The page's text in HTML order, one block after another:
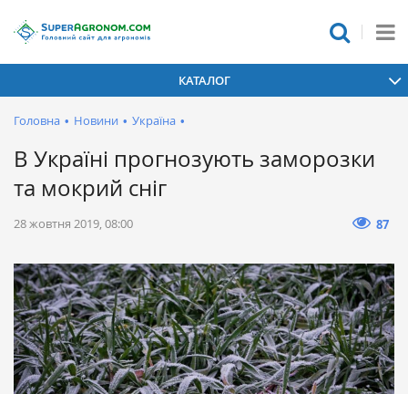
КАТАЛОГ
Головна • Новини • Україна •
В Україні прогнозують заморозки
та мокрий сніг
28 жовтня 2019, 08:00 87